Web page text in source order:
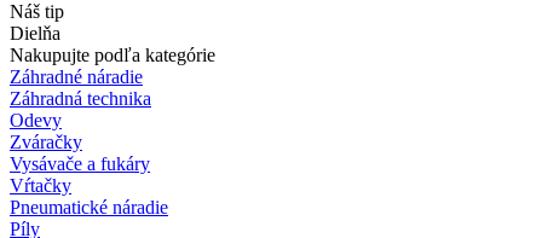
Náš tip
Dielňa
Nakupujte podľa kategórie
Záhradné náradie
Záhradná technika
Odevy
Zváračky
Vysávače a fukáry
Vŕtačky
Pneumatické náradie
Píly